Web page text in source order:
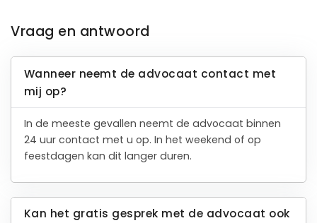
Vraag en antwoord
Wanneer neemt de advocaat contact met
mij op?
In de meeste gevallen neemt de advocaat binnen
24 uur contact met u op. In het weekend of op
feestdagen kan dit langer duren.
Kan het gratis gesprek met de advocaat ook